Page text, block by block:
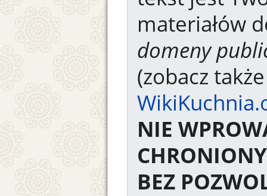
materiałów
domeny
(zobacz
NIE
BEZ